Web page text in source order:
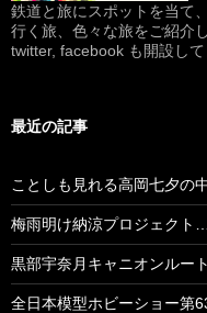
鉄道と旅にスポットを当て
行く旅、色々な旅をご紹介
twitter, facebook も開設し
最近の記事
ことしも見れる高岡七夕の
梅雨明け納涼プロジェクト
黒部宇奈月キャニオンルー
全日本模型ホビーショー第